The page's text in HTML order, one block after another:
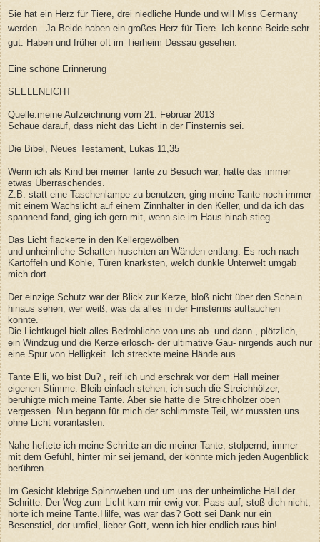
Sie hat ein Herz für Tiere, drei niedliche Hunde und will Miss Germany
werden . Ja Beide haben ein großes Herz für Tiere. Ich kenne Beide sehr
gut. Haben und früher oft im Tierheim Dessau gesehen.
Eine schöne Erinnerung
SEELENLICHT
Quelle:meine Aufzeichnung vom 21. Februar 2013
Schaue darauf, dass nicht das Licht in der Finsternis sei.
Die Bibel, Neues Testament, Lukas 11,35
Wenn ich als Kind bei meiner Tante zu Besuch war, hatte das immer
etwas Überraschendes.
Z.B. statt eine Taschenlampe zu benutzen, ging meine Tante noch immer
mit einem Wachslicht auf einem Zinnhalter in den Keller, und da ich das
spannend fand, ging ich gern mit, wenn sie im Haus hinab stieg.
Das Licht flackerte in den Kellergewölben
und unheimliche Schatten huschten an Wänden entlang. Es roch nach
Kartoffeln und Kohle, Türen knarksten, welch dunkle Unterwelt umgab
mich dort.
Der einzige Schutz war der Blick zur Kerze, bloß nicht über den Schein
hinaus sehen, wer weiß, was da alles in der Finsternis auftauchen
konnte.
Die Lichtkugel hielt alles Bedrohliche von uns ab..und dann , plötzlich,
ein Windzug und die Kerze erlosch- der ultimative Gau- nirgends auch nur
eine Spur von Helligkeit. Ich streckte meine Hände aus.
Tante Elli, wo bist Du? , reif ich und erschrak vor dem Hall meiner
eigenen Stimme. Bleib einfach stehen, ich such die Streichhölzer,
beruhigte mich meine Tante. Aber sie hatte die Streichhölzer oben
vergessen. Nun begann für mich der schlimmste Teil, wir mussten uns
ohne Licht vorantasten.
Nahe heftete ich meine Schritte an die meiner Tante, stolpernd, immer
mit dem Gefühl, hinter mir sei jemand, der könnte mich jeden Augenblick
berühren.
Im Gesicht klebrige Spinnweben und um uns der unheimliche Hall der
Schritte. Der Weg zum Licht kam mir ewig vor. Pass auf, stoß dich nicht,
hörte ich meine Tante.Hilfe, was war das? Gott sei Dank nur ein
Besenstiel, der umfiel, lieber Gott, wenn ich hier endlich raus bin!